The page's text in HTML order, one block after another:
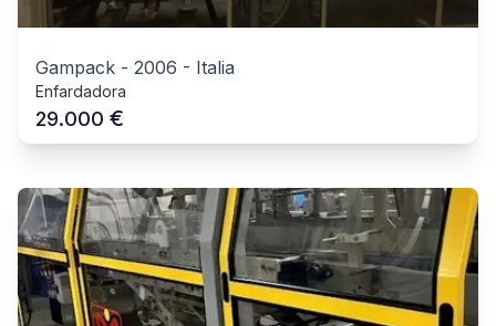
Gampack - 2006 - Italia
Enfardadora
29.000 €